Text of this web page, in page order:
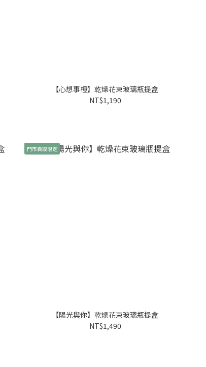
【心想事橙】乾燥花束玻璃瓶提盒
NT$1,190
門市自取限定
【陽光與你】乾燥花束玻璃瓶提盒
NT$1,490